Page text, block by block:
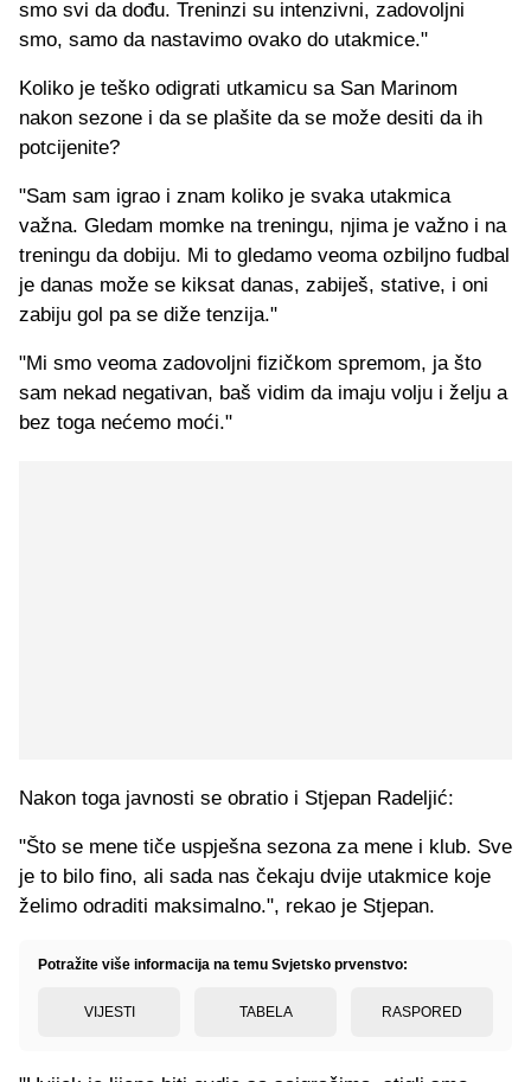
smo svi da dođu. Treninzi su intenzivni, zadovoljni
smo, samo da nastavimo ovako do utakmice."
Koliko je teško odigrati utkamicu sa San Marinom
nakon sezone i da se plašite da se može desiti da ih
potcijenite?
"Sam sam igrao i znam koliko je svaka utakmica
važna. Gledam momke na treningu, njima je važno i na
treningu da dobiju. Mi to gledamo veoma ozbiljno fudbal
je danas može se kiksat danas, zabiješ, stative, i oni
zabiju gol pa se diže tenzija."
"Mi smo veoma zadovoljni fizičkom spremom, ja što
sam nekad negativan, baš vidim da imaju volju i želju a
bez toga nećemo moći."
Nakon toga javnosti se obratio i Stjepan Radeljić:
"Što se mene tiče uspješna sezona za mene i klub. Sve
je to bilo fino, ali sada nas čekaju dvije utakmice koje
želimo odraditi maksimalno.", rekao je Stjepan.
Potražite više informacija na temu Svjetsko prvenstvo:
VIJESTI TABELA RASPORED